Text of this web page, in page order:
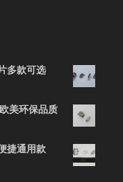
多款可选
美环保品质
捷通用款